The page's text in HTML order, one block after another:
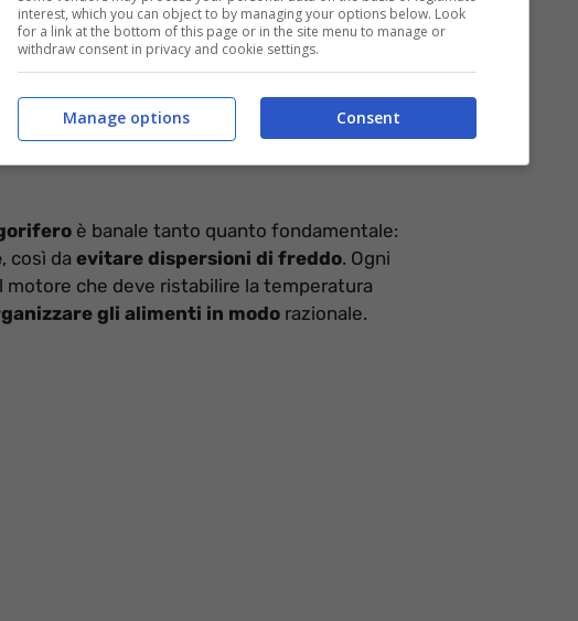
ignora totalmente quanto sia importante
frigorifero e
è banale tanto quanto fondamentale:
, così da evitare dispersioni di freddo. Ogni
che deve ristabilire la temperatura
gli alimenti in modo razionale.
interest, which you can object to by managing your options below. Look
for a link at the bottom of this page or in the site menu to manage or
withdraw consent in privacy and cookie settings.
Consent
Manage options